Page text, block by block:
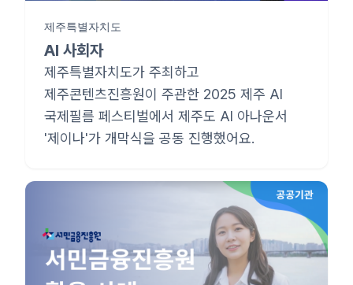
제주특별자치도
AI 사회자
제주특별자치도가 주최하고
제주콘텐츠진흥원이 주관한 2025 제주 AI
국제필름 페스티벌에서 제주도 AI 아나운서
'제이나'가 개막식을 공동 진행했어요.